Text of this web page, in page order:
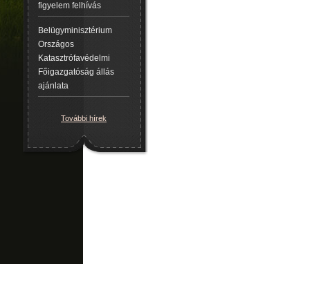
figyelem felhívás
Belügyminisztérium
Országos
Katasztrófavédelmi
Főigazgatóság állás
ajánlata
További hírek